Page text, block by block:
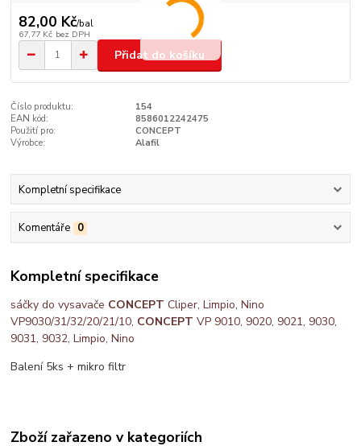
82,00 Kč/bal
67,77 Kč bez DPH
Přidat do košíku
Číslo produktu:
154
EAN kód:
8586012242475
Použití pro:
CONCEPT
Výrobce:
Alafil
Kompletní specifikace
Komentáře 0
Kompletní specifikace
sáčky do vysavače CONCEPT Cliper, Limpio, Nino
VP9030/31/32/20/21/10, CONCEPT VP 9010, 9020, 9021, 9030,
9031, 9032, Limpio, Nino
Balení 5ks + mikro filtr
Zboží zařazeno v kategoriích